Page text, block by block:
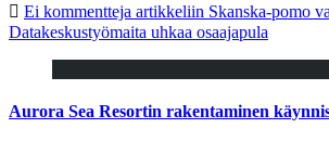
Ei kommentteja artikkeliin Skanska-pomo
Datakeskustyömaita uhkaa osaajapula
Aurora Sea Resortin rakentaminen